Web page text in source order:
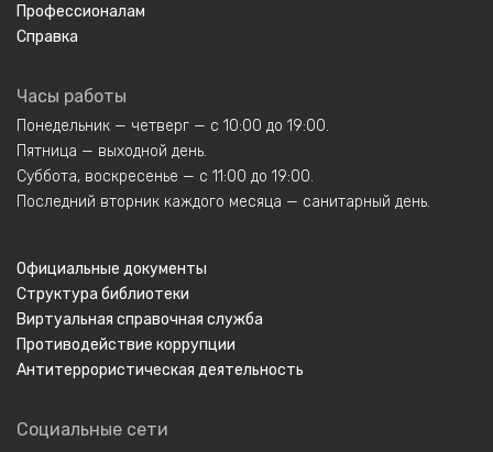
Профессионалам
Справка
Часы работы
Понедельник — четверг — с 10:00 до 19:00.
Пятница — выходной день.
Суббота, воскресенье — с 11:00 до 19:00.
Последний вторник каждого месяца — санитарный день.
Официальные документы
Структура библиотеки
Виртуальная справочная служба
Противодействие коррупции
Антитеррористическая деятельность
Социальные сети